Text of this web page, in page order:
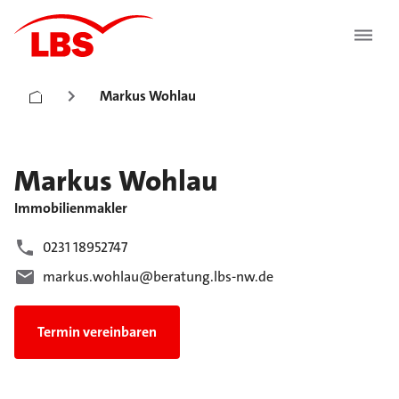
Markus Wohlau
MarkusWohlau
Immobilienmakler
0231 18952747
markus.wohlau@beratung.lbs-nw.de
Termin vereinbaren